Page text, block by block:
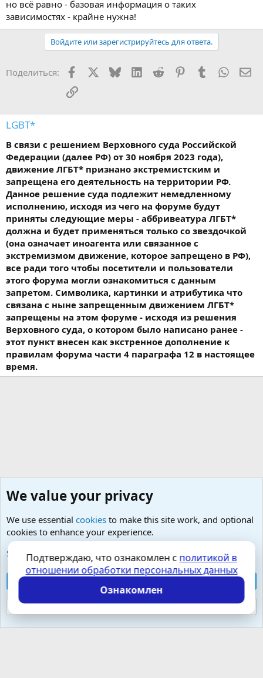
но всё равно - базовая информация о таких
зависимостях - крайне нужна!
Войдите или зарегистрируйтесь для ответа.
Поделиться: Facebook BlueskyLinkedIn
Reddit PinterestTumblr
Ссылка
LGBT*
В связи с решением Верховного суда Российской
Федерации (далее РФ) от 30 ноября 2023 года),
движение ЛГБТ* признано экстремистским и
запрещена его деятельность на территории РФ.
Данное решение суда подлежит немедленному
исполнению, исходя из чего на форуме будут
приняты следующие меры - аббривеатура ЛГБТ*
должна и будет применяться только со звездочкой
(она означает иноагента или связанное с
экстремизмом движение, которое запрещено в РФ),
все ради того чтобы посетители и пользователи
этого форума могли ознакомиться с данным
запретом. Символика, картинки и атрибутика что
связана с ныне запрещенным движением ЛГБТ*
запрещены на этом форуме - исходя из решения
Верховного суда, о котором было написано ранее -
этот пункт внесен как экстренное дополнение к
правилам форума части 4 параграфа 12 в настоящее
время.
Любые вопросы от Гостей - анонимно
Cookies
Russian (RU)
Условия и правила
Политика конфиденциальности
Помощь
S
S
Локализация отXenForo.Info
We value your privacy
We use essential cookies to make this site work, and optional
cookies to enhance your experience.
See further information and configure your preferences
Reject optional cookies
Подтверждаю, что ознакомлен с политикой в
отношении обработки персональных данных
Ознакомлен